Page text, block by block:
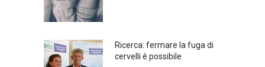
Ricerca: fermare la fuga di
cervelli è possibile